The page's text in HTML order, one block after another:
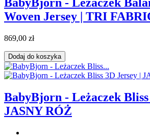
Woven Jersey | TRI
869,00 zł
Dodaj do koszyka
BabyBjorn - Leżaczek Bliss
JASNY RÓŻ